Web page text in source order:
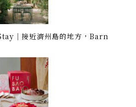
｜接近濟州島的地方，Barn